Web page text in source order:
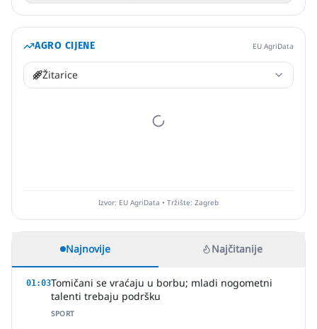
AGRO CIJENE EU AgriData
Žitarice
Izvor: EU AgriData • Tržište: Zagreb
Najnovije Najčitanije
01:03Tomičani se vraćaju u borbu; mladi nogometni
talenti trebaju podršku
SPORT